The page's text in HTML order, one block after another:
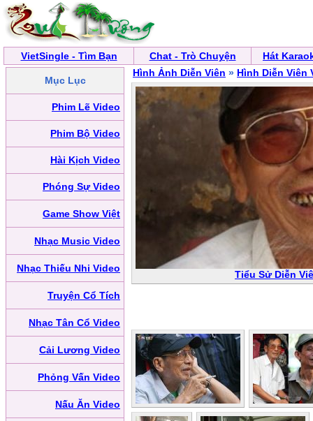
VietSingle - Tìm Bạn Chat - Trò Chuyện Hát
Mục Lục
Phim Lẽ Video
Phim Bộ Video
Hài Kịch Video
Phóng Sự Video
Game Show Việt
Nhạc Music Video
Nhạc Thiếu Nhi Video
Truyện Cổ Tích
Nhạc Tân Cổ Video
Cải Lương Video
Phỏng Vấn Video
Nấu Ăn Video
Hình Ảnh Diễn Viên » Hình Diễn Viên
Tiểu Sử Diễn